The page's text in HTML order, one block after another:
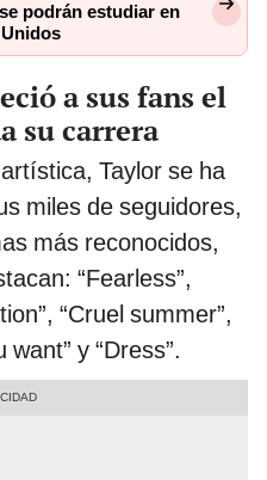
podrán estudiar en
a sus fans el
su carrera
Taylor se ha
miles de seguidores,
más reconocidos,
“Fearless”,
“Cruel summer”,
want” y “Dress”.